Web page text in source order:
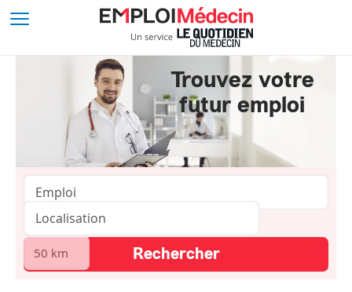
Trouvez votre
futur emploi